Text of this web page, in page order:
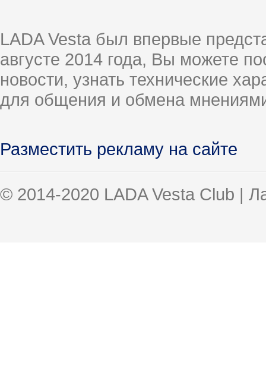
LADA Vesta был впервые
августе 2014 года, Вы можете
новости, узнать технические
для общения и обмена
Разместить рекламу на сайте
© 2014-2020 LADA Vesta Club |